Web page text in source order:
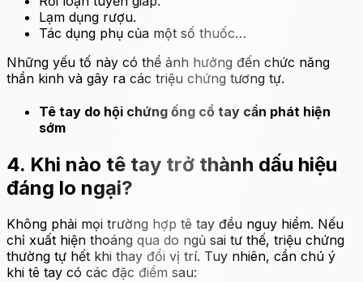
Lạm dụng rượu.
Tác dụng phụ của một số thuốc…
Những yếu tố này có thể ảnh hưởng đến chức năng
thần kinh và gây ra các triệu chứng tương tự.
Tê tay do hội chứng ống cổ tay cần phát hiện
sớm
4. Khi nào tê tay trở thành dấu hiệu
đáng lo ngại?
Không phải mọi trường hợp tê tay đều nguy hiểm. Nếu
chỉ xuất hiện thoáng qua do ngủ sai tư thế, triệu chứng
thường tự hết khi thay đổi vị trí. Tuy nhiên, cần chú ý
khi tê tay có các đặc điểm sau: